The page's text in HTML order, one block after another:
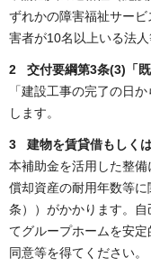
ずれかの障害福祉サー
害者が10名以上いる法
2 交付要綱第3条(3)「
「建設工事の完了の日
します。
3 建物を賃貸借もしく
本補助金を活用した整
償却資産の耐用年数等
条））がかかります。
てグループホームを安
同意等を得てください。